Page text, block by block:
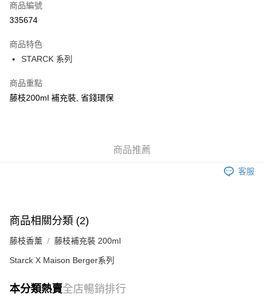
AlipayHK
送貨方式
可選擇宅配, 順豐智能櫃, 順豐自提點等 , 如須智能樻提貨請輸入順
豐自提點點碼便可
MS到店取貨通知,預售貨品除外)
商品編號
335674
商品特色
STARCK 系列
商品重點
藤枝200ml 補充裝, 省錢環保
商品推薦
客服
商品相關分類 (2)
藤枝香薰 藤枝補充裝 200ml
Starck X Maison Berger系列
本分類熱賣全店暢銷排行